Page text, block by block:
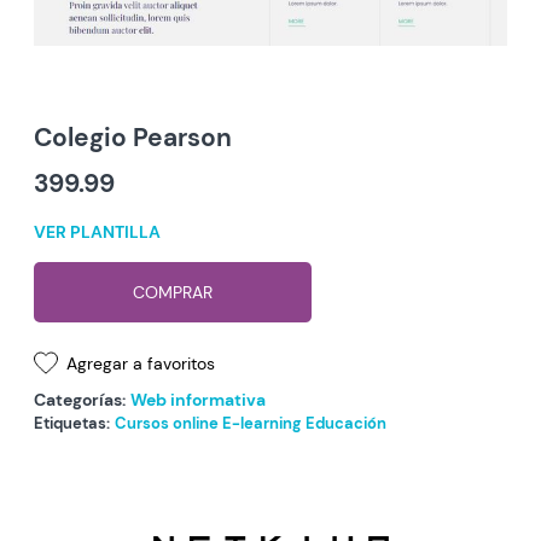
Colegio Pearson
399.99
VER PLANTILLA
COMPRAR
Agregar a favoritos
Categorías: Web informativa
Etiquetas: Cursos online E-learning Educación